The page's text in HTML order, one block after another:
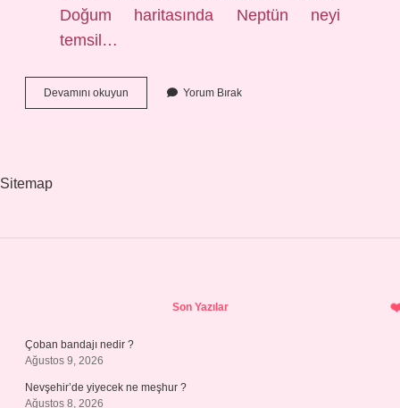
Doğum haritasında Neptün neyi
temsil…
Devamını okuyun
Ev
Yorum Bırak
Sitemap
Son Yazılar
Çoban bandajı nedir ?
Ağustos 9, 2026
Nevşehir’de yiyecek ne meşhur ?
Ağustos 8, 2026